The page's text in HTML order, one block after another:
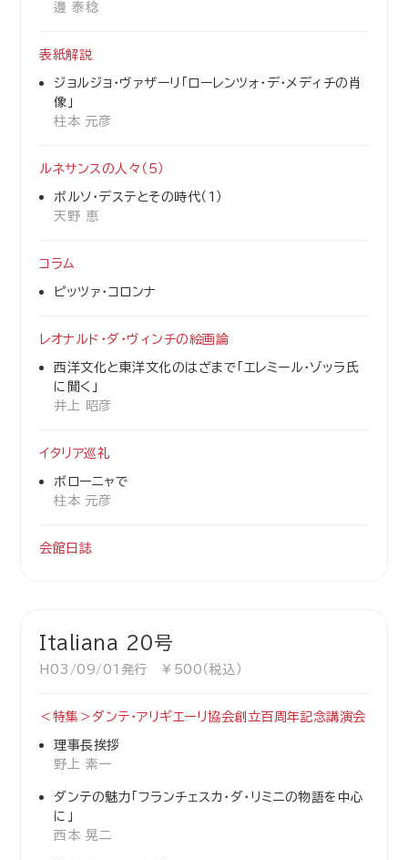
邊 泰稔
表紙解説
ジョルジョ・ヴァザーリ「ローレンツォ・デ・メディチの肖
像」
柱本 元彦
ルネサンスの人々（5）
ボルソ・デステとその時代（1）
天野 恵
コラム
ピッツァ・コロンナ
レオナルド・ダ・ヴィンチの絵画論
西洋文化と東洋文化のはざまで「エレミール・ゾッラ氏
に聞く」
井上 昭彦
イタリア巡礼
ボローニャで
柱本 元彦
会館日誌
Italiana 20号
H03/09/01発行 ￥500（税込）
＜特集＞ダンテ・アリギエーリ協会創立百周年記念講演会
理事長挨拶
野上 素一
ダンテの魅力「フランチェスカ・ダ・リミニの物語を中心
に」
西本 晃二